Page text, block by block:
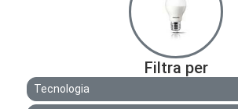
Filtra per
Tecnologia